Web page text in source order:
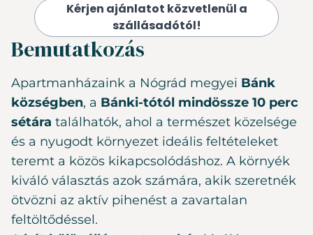
Kérjen ajánlatot közvetlenül a
szállásadótól!
Bemutatkozás
Apartmanházaink a Nógrád megyei Bánk
községben, a Bánki-tótól mindössze 10 perc
sétára találhatók, ahol a természet közelsége
és a nyugodt környezet ideális feltételeket
teremt a közös kikapcsolódáshoz. A környék
kiváló választás azok számára, akik szeretnék
ötvözni az aktív pihenést a zavartalan
feltöltődéssel.